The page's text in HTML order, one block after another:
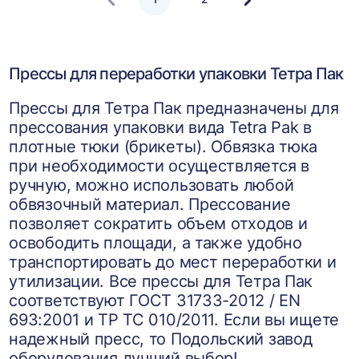
Следующая
Прессы для переработки упаковки Тетра Пак
Прессы для Тетра Пак предназначены для
прессования упаковки вида Tetra Pak в
плотные тюки (брикеты). Обвязка тюка
при необходимости осуществляется в
ручную, можно использовать любой
обвязочный материал. Прессование
позволяет сократить объем отходов и
освободить площади, а также удобно
транспортировать до мест переработки и
утилизации. Все прессы для Тетра Пак
соответствуют ГОСТ 31733-2012 / EN
693:2001 и ТР ТС 010/2011. Если вы ищете
надежный пресс, то Подольский завод